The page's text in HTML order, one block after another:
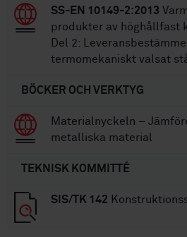
SS-EN 10149-2:2013
produkter av höghållfast
Del 2:
termomekaniskt valsat
BÖCKER OCH VERKTYG
Materialnyckeln –
metalliska material
TEKNISK KOMMITTÉ
SIS/TK 142